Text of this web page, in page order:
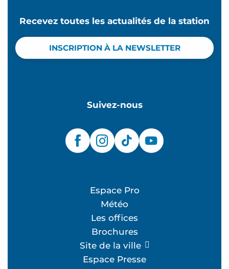
Recevez toutes les actualités de la station
INSCRIPTION À LA NEWSLETTER
Suivez-nous
Espace Pro
Météo
Les offices
Brochures
Site de la ville
Espace Presse